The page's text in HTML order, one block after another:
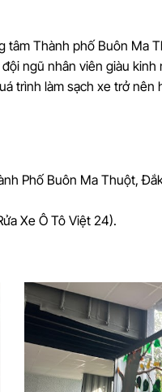
tâm Thành phố Buôn Ma
ngũ nhân viên giàu
trình làm sạch xe trở nên
Phố Buôn Ma Thuột,
Xe Ô Tô Việt 24).